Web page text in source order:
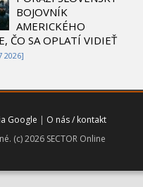
BOJOVNÍK
AMERICKÉHO
ČO SA OPLATÍ VIDIEŤ
2026]
Google | O nás / kontakt
(c) 2026 SECTOR Online